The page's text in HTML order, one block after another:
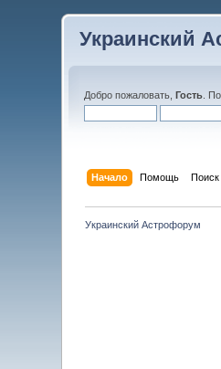
Украинский
Добро пожаловать,Гость .
Начало Помощь Поиск
Украинский Астрофорум